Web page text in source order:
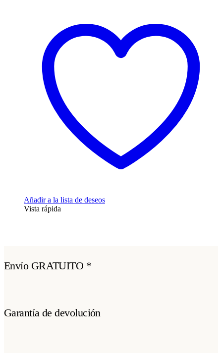
Añadir a la lista de deseos
Vista rápida
Envío GRATUITO *
Garantía de devolución